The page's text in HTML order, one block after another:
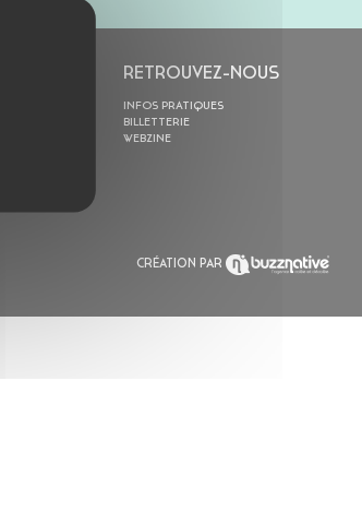
RETROUVEZ-NOUS
INFOS PRATIQUES
BILLETTERIE
WEBZINE
CRÉATION PAR